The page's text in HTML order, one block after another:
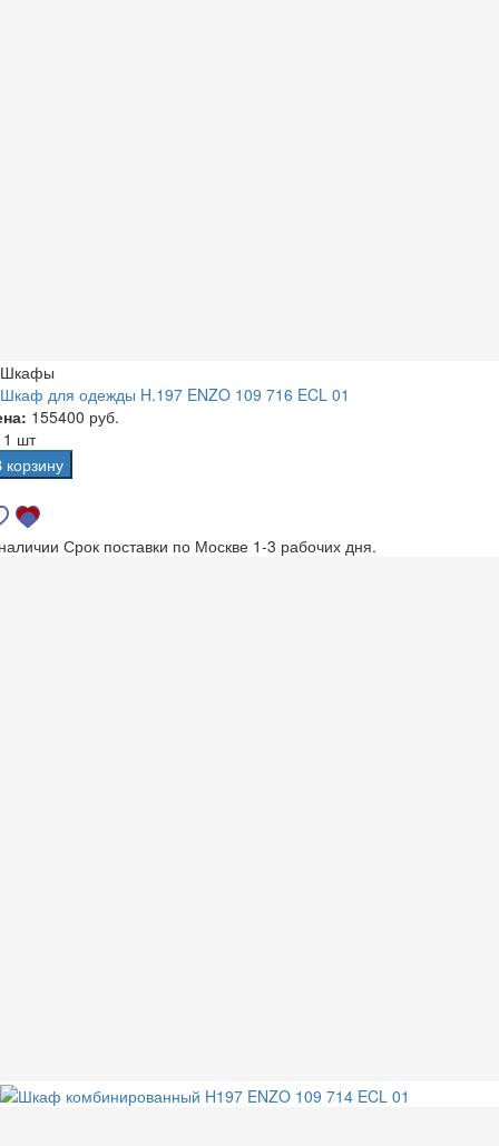
Шкафы
Шкаф для одежды H.197 ENZO 109 716 ECL 01
155400 руб.
1 шт
корзину
Срок поставки по Москве 1-3 рабочих дня.